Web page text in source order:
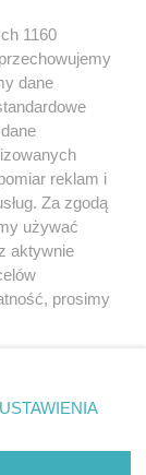
z nami
1160
dane
reklam i
Za zgodą
używać
aktywnie
prosimy
rogu strony
wymagają
się
USTAWIENIA